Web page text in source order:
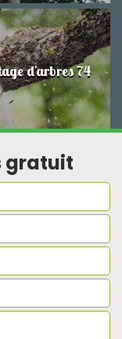
d'arbres 74
gratuit